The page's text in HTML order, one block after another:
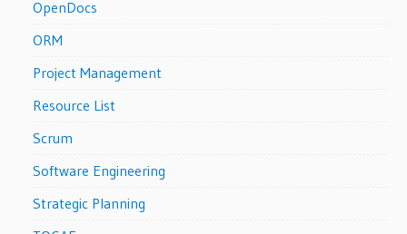
OpenDocs
ORM
Project Management
Resource List
Scrum
Software Engineering
Strategic Planning